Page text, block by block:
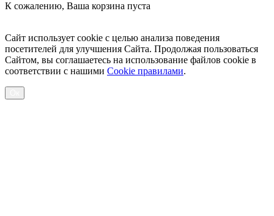
К сожалению, Ваша корзина пуста
Сайт использует cookie с целью анализа поведения
посетителей для улучшения Сайта. Продолжая пользоваться
Сайтом, вы соглашаетесь на использование файлов cookie в
соответствии с нашими Cookiе правилами.